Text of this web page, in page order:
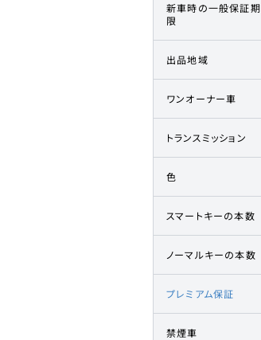
新車時の一般保証期
限
出品地域
ワンオーナー車
トランスミッション
色
スマートキーの本数
ノーマルキーの本数
プレミアム保証
禁煙車